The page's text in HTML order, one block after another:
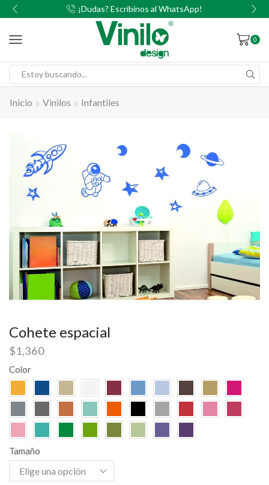
¡Dudas? Escribinos al WhatsApp!
0
Inicio Vinilos Infantiles
Cohete espacial
$1,360
Color
Tamaño